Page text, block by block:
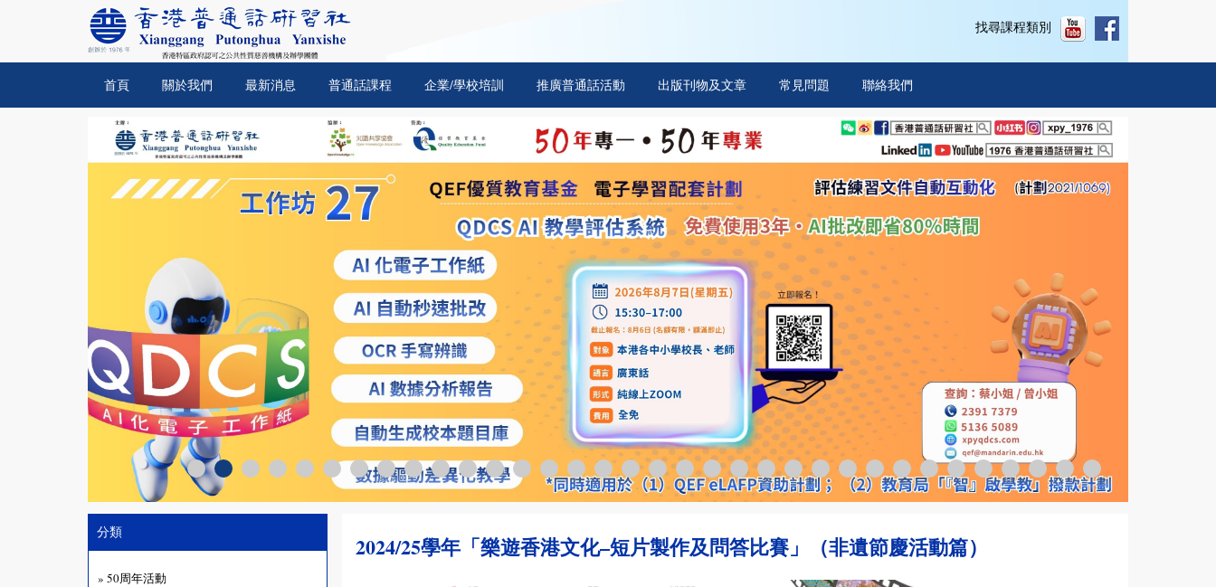
找尋課程類別
首頁 關於我們 最新消息 普通話課程 企業/學校培訓 推廣普通話活動 出版刊物及文章 常見問題 聯絡我們
2024/25學年「樂遊香港文化–短片製作及問答比賽」（非遺節慶活動篇）
分類
» 50周年活動